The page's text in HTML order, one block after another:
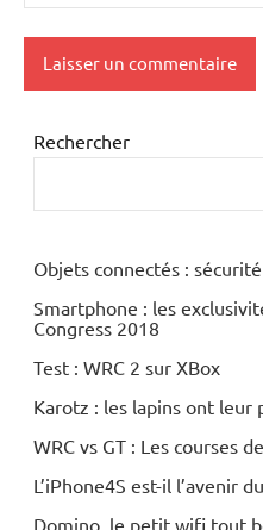
Rechercher
Objets connectés :
Smartphone : les
Congress 2018
Test : WRC 2 sur XBox
Karotz : les lapins ont leur
WRC vs GT : Les courses
L’iPhone4S est-il l’avenir
Domino, le petit wifi tout